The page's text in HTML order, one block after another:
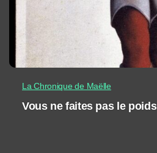
La Chronique de Maëlle
Vous ne faites pas le poids